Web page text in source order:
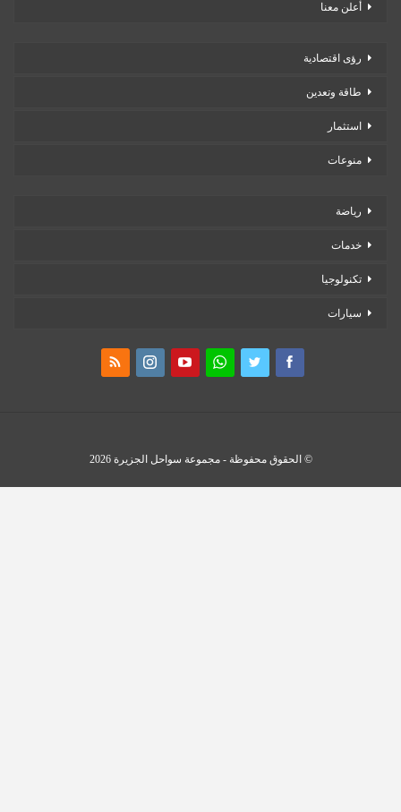
أعلن معنا
رؤى اقتصادية
طاقة وتعدين
استثمار
منوعات
رياضة
خدمات
تكنولوجيا
سيارات
© الحقوق محفوظة - مجموعة سواحل الجزيرة 2026